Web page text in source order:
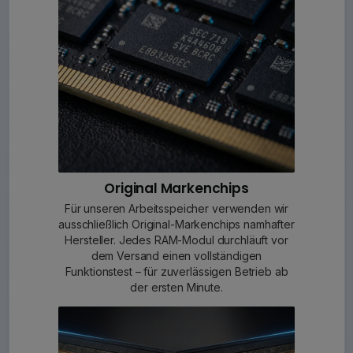
Original Markenchips
Für unseren Arbeitsspeicher verwenden wir
ausschließlich Original-Markenchips namhafter
Hersteller. Jedes RAM-Modul durchläuft vor
dem Versand einen vollständigen
Funktionstest – für zuverlässigen Betrieb ab
der ersten Minute.